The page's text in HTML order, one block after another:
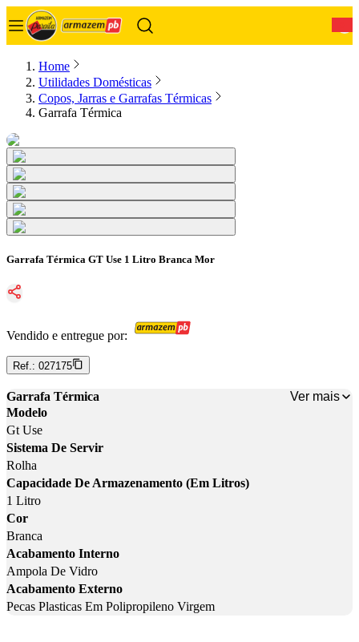
Home
Utilidades Domésticas
Copos, Jarras e Garrafas Térmicas
Garrafa Térmica
Garrafa Térmica GT Use 1 Litro Branca Mor
Vendido e entregue por:
Ref.: 027175
Garrafa Térmica
Ver mais
Modelo
Gt Use
Sistema De Servir
Rolha
Capacidade De Armazenamento (Em Litros)
1 Litro
Cor
Branca
Acabamento Interno
Ampola De Vidro
Acabamento Externo
Pecas Plasticas Em Polipropileno Virgem